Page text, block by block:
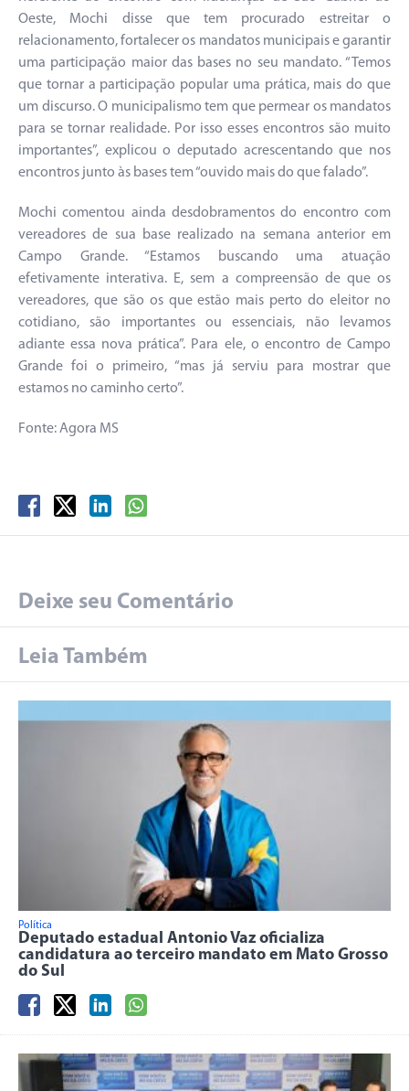
Oeste, Mochi disse que tem procurado estreitar o
relacionamento, fortalecer os mandatos municipais e garantir
uma participação maior das bases no seu mandato. “Temos
que tornar a participação popular uma prática, mais do que
um discurso. O municipalismo tem que permear os mandatos
para se tornar realidade. Por isso esses encontros são muito
importantes”, explicou o deputado acrescentando que nos
encontros junto às bases tem “ouvido mais do que falado”.
Mochi comentou ainda desdobramentos do encontro com
vereadores de sua base realizado na semana anterior em
Campo Grande. “Estamos buscando uma atuação
efetivamente interativa. E, sem a compreensão de que os
vereadores, que são os que estão mais perto do eleitor no
cotidiano, são importantes ou essenciais, não levamos
adiante essa nova prática”. Para ele, o encontro de Campo
Grande foi o primeiro, “mas já serviu para mostrar que
estamos no caminho certo”.
Fonte: Agora MS
Deixe seu Comentário
Leia Também
Política
Deputado estadual Antonio Vaz oficializa
candidatura ao terceiro mandato em Mato Grosso
do Sul